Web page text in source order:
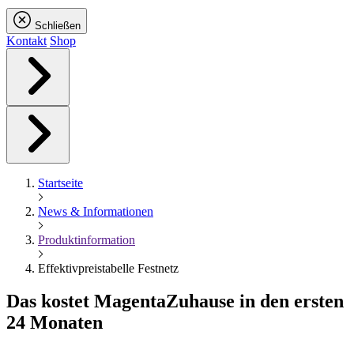
Schließen
Kontakt Shop
Startseite
News & Informationen
Produktinformation
Effektivpreistabelle Festnetz
Das kostet MagentaZuhause in den ersten
24 Monaten